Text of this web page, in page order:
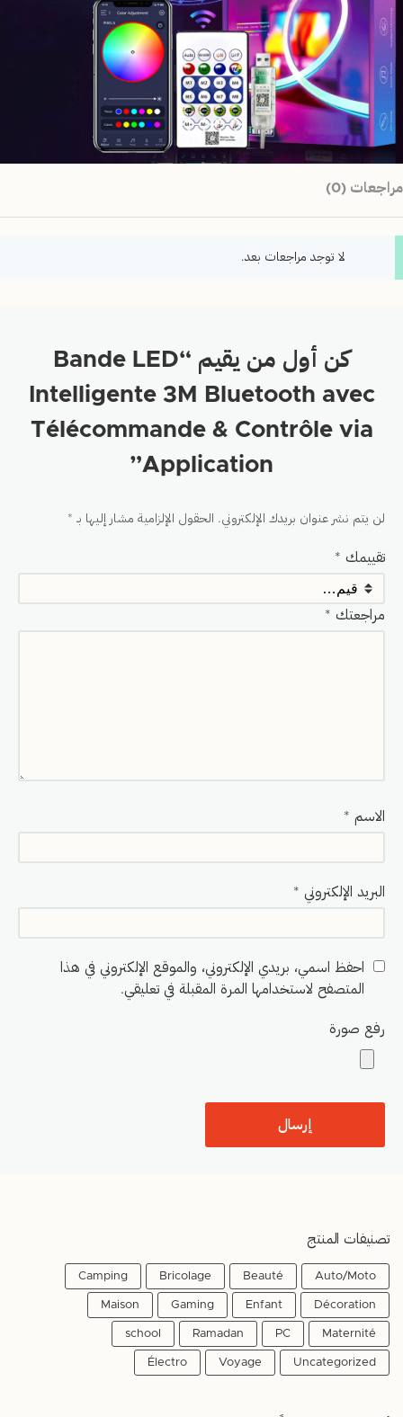
مراجعات (0)
لا توجد مراجعات بعد.
كن أول من يقيم “Bande LED
Intelligente 3M Bluetooth avec
Télécommande & Contrôle via
Application”
لن يتم نشر عنوان بريدك الإلكتروني. الحقول الإلزامية مشار إليها بـ *
تقييمك *
مراجعتك *
الاسم *
البريد الإلكتروني *
احفظ اسمي، بريدي الإلكتروني، والموقع الإلكتروني في هذا
المتصفح لاستخدامها المرة المقبلة في تعليقي.
رفع صورة
تصنيفات المنتج
Auto/Moto
Beauté
Bricolage
Camping
Décoration
Enfant
Gaming
Maison
Maternité
PC
Ramadan
school
Uncategorized
Voyage
Électro